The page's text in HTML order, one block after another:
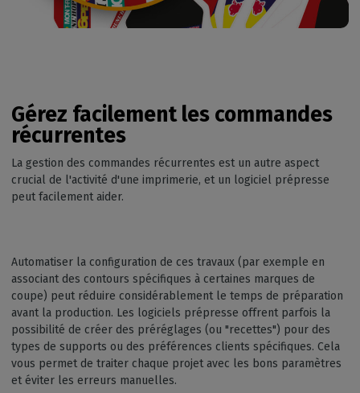
Gérez facilement les commandes
récurrentes
La gestion des commandes récurrentes est un autre aspect
crucial de l'activité d'une imprimerie, et un logiciel prépresse
peut facilement aider.
Automatiser la configuration de ces travaux (par exemple en
associant des contours spécifiques à certaines marques de
coupe) peut réduire considérablement le temps de préparation
avant la production. Les logiciels prépresse offrent parfois la
possibilité de créer des préréglages (ou "recettes") pour des
types de supports ou des préférences clients spécifiques. Cela
vous permet de traiter chaque projet avec les bons paramètres
et éviter les erreurs manuelles.